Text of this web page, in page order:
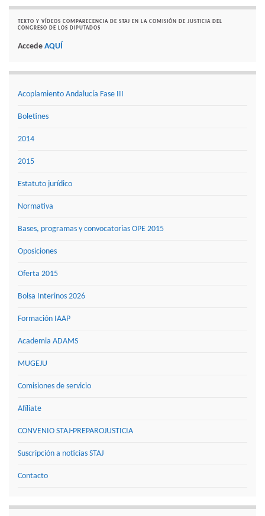
TEXTO Y VÍDEOS COMPARECENCIA DE STAJ EN LA COMISIÓN DE JUSTICIA DEL
CONGRESO DE LOS DIPUTADOS
Accede AQUÍ
Acoplamiento Andalucía Fase III
Boletines
2014
2015
Estatuto jurídico
Normativa
Bases, programas y convocatorias OPE 2015
Oposiciones
Oferta 2015
Bolsa Interinos 2026
Formación IAAP
Academia ADAMS
MUGEJU
Comisiones de servicio
Afíliate
CONVENIO STAJ-PREPAROJUSTICIA
Suscripción a noticias STAJ
Contacto